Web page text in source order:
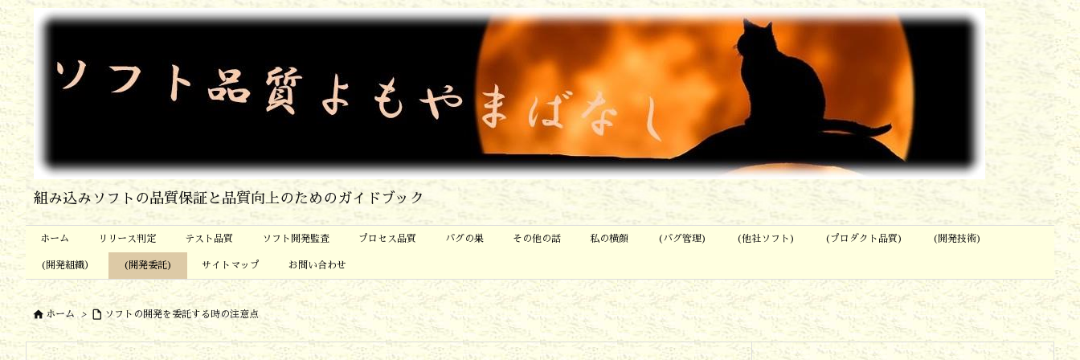
組み込みソフトの品質保証と品質向上のためのガイドブック
ホーム リリース判定 テスト品質 ソフト開発監査 プロセス品質 バグの巣 その他の話 私の横顔 (バグ管理) (他社ソフト) (プロダクト品質) (開発技術)
(開発組織） (開発委託) サイトマップ お問い合わせ
 ホーム >  ソフトの開発を委託する時の注意点